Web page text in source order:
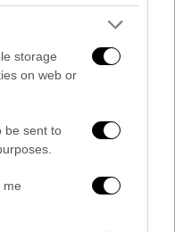
storage
on web or
be sent to
me
από την αρχή το
προκαταβολής
προκειμένου να
γιατί σε αυτή
να μην
υπάρχουν. Η